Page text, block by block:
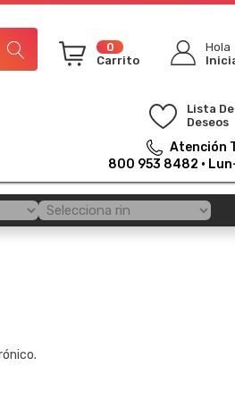
0
Carrito
Hola
Lista De
Deseos
Atención
800 953 8482 ·